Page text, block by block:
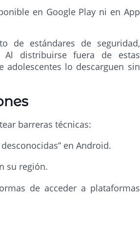
en Google Play ni en App
de estándares de seguridad,
Al distribuirse fuera de estas
adolescentes lo descarguen sin
barreras técnicas:
en Android.
su región.
de acceder a plataformas